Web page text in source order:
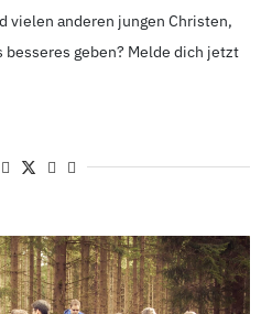
vielen anderen jungen Christen,
besseres geben? Melde dich jetzt